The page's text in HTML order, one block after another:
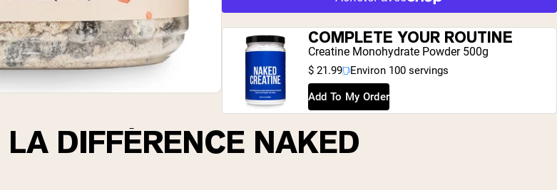
COMPLETE YOUR ROUTINE
Creatine Monohydrate Powder 500g
$ 21.99 Environ 100 servings
Add To My Order
LA DIFFÉRENCE NAKED